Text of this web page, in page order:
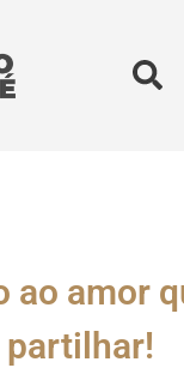
ao amor
partilhar!